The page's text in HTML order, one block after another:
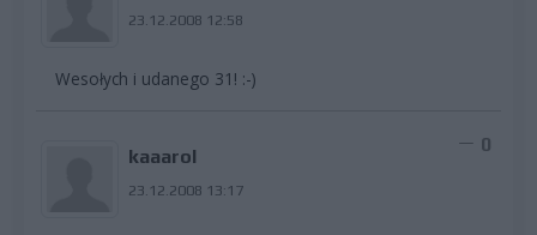
23.12.2008 12:58
Wesołych i udanego 31! :-)
kaaarol
23.12.2008 13:17
0